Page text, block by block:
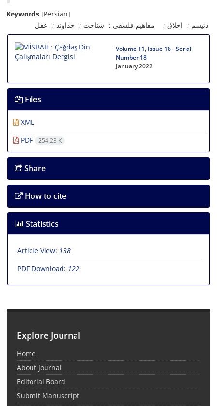
Keywords [Persian]
دئیسم
اخلاق مفاهیم فلسفی شناخت خداوند عقل
Volume 11, Issue 18 - Serial
Number 18
January 2022
Files
XML
PDF
254.23 K
Share
How to cite
Statistics
Article View: 138
PDF Download: 122
Explore Journal
Home
About Journal
Editorial Board
Submit Manuscript